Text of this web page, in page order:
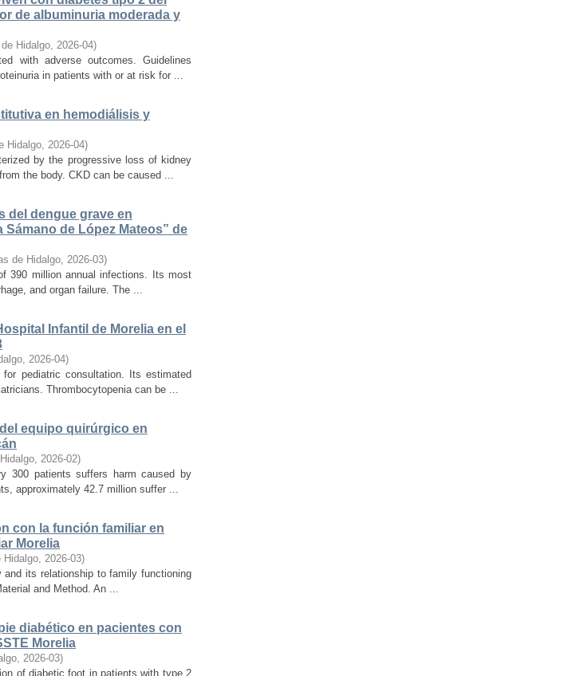
de albuminuria moderada y
Hidalgo, 2026-04)
with adverse outcomes. Guidelines
in patients with or at risk for ...
en hemodiálisis y
Hidalgo, 2026-04)
by the progressive loss of kidney
the body. CKD can be caused ...
del dengue grave en
de López Mateos” de
de Hidalgo, 2026-03)
390 million annual infections. Its most
and organ failure. The ...
Infantil de Morelia en el
, 2026-04)
pediatric consultation. Its estimated
Thrombocytopenia can be ...
equipo quirúrgico en
, 2026-02)
300 patients suffers harm caused by
approximately 42.7 million suffer ...
con la función familiar en
Morelia
Hidalgo, 2026-03)
its relationship to family functioning
and Method. An ...
diabético en pacientes con
Morelia
, 2026-03)
of diabetic foot in patients with type 2